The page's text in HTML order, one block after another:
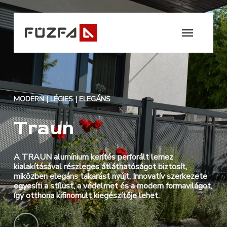
Skip
to
main
content
MODERN | LÉGIES | ELEGÁNS
Traun
A TRAUN alumínium kerítés perforált lemez
kialakításával részleges átláthatóságot biztosít,
miközben elegáns takarást nyújt. Innovatív szerkezete
egyesíti a stílust, a védelmet és a modern formavilágot,
így otthona kifinomult kiegészítője lehet.